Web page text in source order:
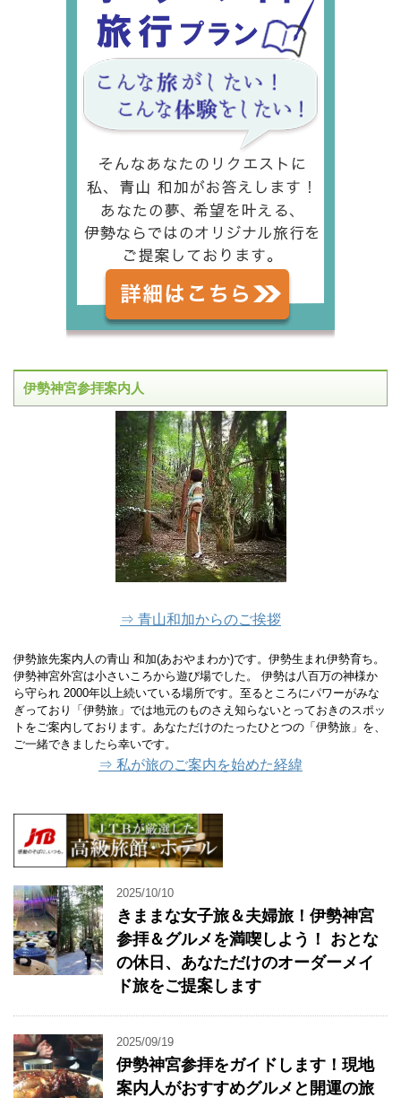
伊勢神宮参拝案内人
⇒ 青山和加からのご挨拶
伊勢旅先案内人の青山 和加(あおやまわか)です。伊勢生まれ伊勢育ち。
伊勢神宮外宮は小さいころから遊び場でした。 伊勢は八百万の神様か
ら守られ 2000年以上続いている場所です。至るところにパワーがみな
ぎっており「伊勢旅」では地元のものさえ知らないとっておきのスポッ
トをご案内しております。あなただけのたったひとつの「伊勢旅」を、
ご一緒できましたら幸いです。
⇒ 私が旅のご案内を始めた経緯
2025/10/10
きままな女子旅＆夫婦旅！伊勢神宮
参拝＆グルメを満喫しよう！ おとな
の休日、あなただけのオーダーメイ
ド旅をご提案します
2025/09/19
伊勢神宮参拝をガイドします！現地
案内人がおすすめグルメと開運の旅